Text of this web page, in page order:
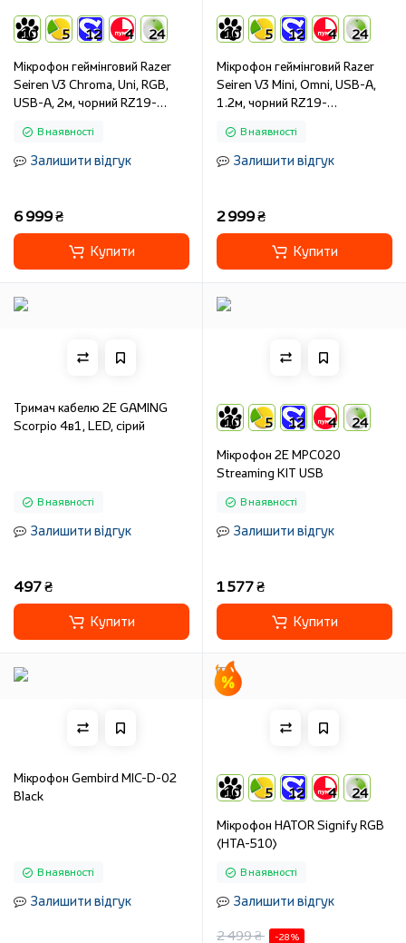
10 5 12 4 24
Мікрофон геймінговий Razer
Seiren V3 Chroma, Uni, RGB,
USB-A, 2м, чорний RZ19-
В наявності
Залишити відгук
6 999 ₴
Купити
10 5 12 4 24
Мікрофон геймінговий Razer
Seiren V3 Mini, Omni, USB-A,
1.2м, чорний RZ19-
В наявності
Залишити відгук
2 999 ₴
Купити
Тримач кабелю 2E GAMING
Scorpio 4в1, LED, сірий
В наявності
Залишити відгук
497 ₴
Купити
10 5 12 4 24
Мікрофон 2Е MPC020
Streaming KIT USB
В наявності
Залишити відгук
1 577 ₴
Купити
Мікрофон Gembird MIC-D-02
Black
В наявності
Залишити відгук
10 5 12 4 24
Мікрофон HATOR Signify RGB
(HTA-510)
В наявності
Залишити відгук
2 499 ₴
-28 %